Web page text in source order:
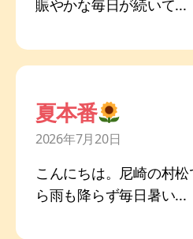
賑やかな毎日が続いて...
夏本番
2026年7月20日
こんにちは。尼崎の村
ら雨も降らず毎日暑い...